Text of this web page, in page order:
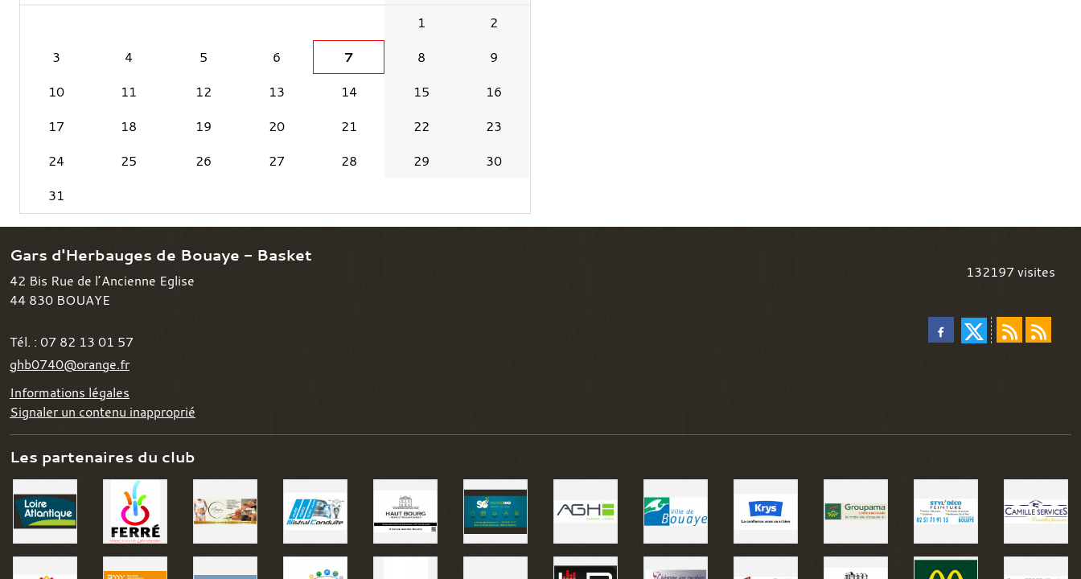
1
2
3
4 5 6 7 8
9
10
11 12 13 14 15
16
17
18 19 20 21 22
23
24
25 26 27 28 29
30
31
Gars d'Herbauges de Bouaye - Basket
42 Bis Rue de l’Ancienne Eglise
44 830 BOUAYE
Tél. : 07 82 13 01 57
ghb0740@orange.fr
Informations légales
Signaler un contenu inapproprié
132197visites
Les partenaires du club